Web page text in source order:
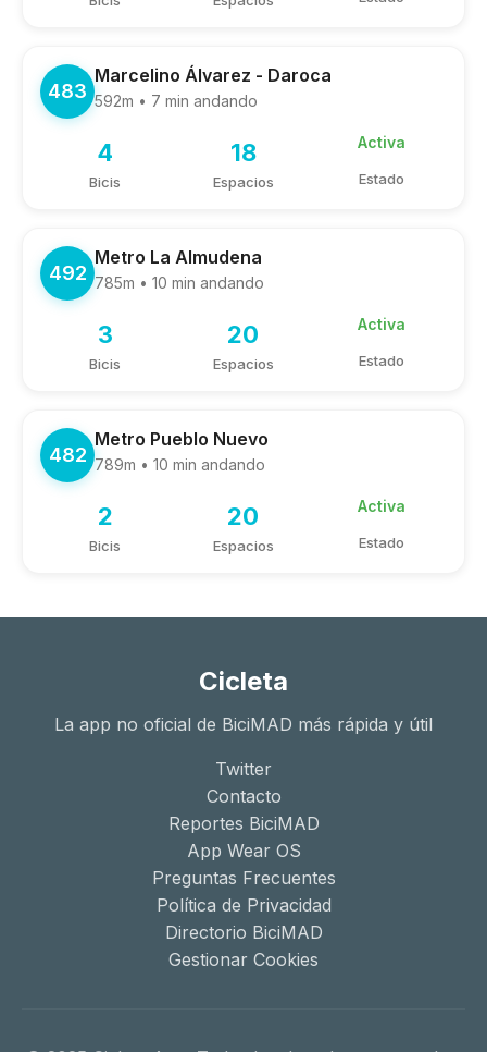
483
Marcelino Álvarez - Daroca
592m • 7 min andando
4
Bicis
18
Espacios
Activa
Estado
492
Metro La Almudena
785m • 10 min andando
3
Bicis
20
Espacios
Activa
Estado
482
Metro Pueblo Nuevo
789m • 10 min andando
2
Bicis
20
Espacios
Activa
Estado
Cicleta
La app no oficial de BiciMAD más rápida y útil
Twitter
Contacto
Reportes BiciMAD
App Wear OS
Preguntas Frecuentes
Política de Privacidad
Directorio BiciMAD
Gestionar Cookies